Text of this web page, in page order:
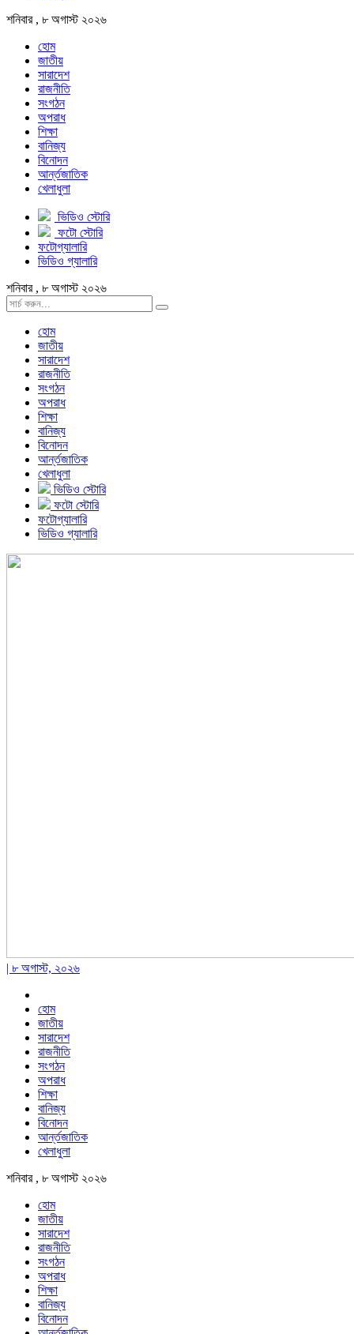
শনিবার , ৮ অগাস্ট ২০২৬
হোম
জাতীয়
সারাদেশ
রাজনীতি
সংগঠন
অপরাধ
শিক্ষা
বানিজ্য
বিনোদন
আর্ন্তজাতিক
খেলাধুলা
ভিডিও স্টোরি
ফটো স্টোরি
ফটোগ্যালারি
ভিডিও গ্যালারি
শনিবার , ৮ অগাস্ট ২০২৬
হোম
জাতীয়
সারাদেশ
রাজনীতি
সংগঠন
অপরাধ
শিক্ষা
বানিজ্য
বিনোদন
আর্ন্তজাতিক
খেলাধুলা
ভিডিও স্টোরি
ফটো স্টোরি
ফটোগ্যালারি
ভিডিও গ্যালারি
| ৮ অগাস্ট, ২০২৬
হোম
জাতীয়
সারাদেশ
রাজনীতি
সংগঠন
অপরাধ
শিক্ষা
বানিজ্য
বিনোদন
আর্ন্তজাতিক
খেলাধুলা
শনিবার , ৮ অগাস্ট ২০২৬
হোম
জাতীয়
সারাদেশ
রাজনীতি
সংগঠন
অপরাধ
শিক্ষা
বানিজ্য
বিনোদন